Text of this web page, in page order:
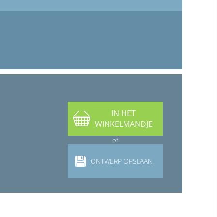
IN HET
WINKELMANDJE
of
ONTWERP OPSLAAN